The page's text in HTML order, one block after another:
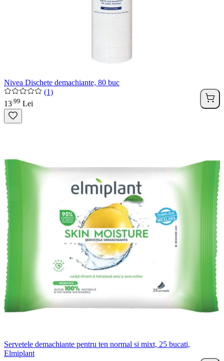
Nivea Dischete demachiante, 80 buc
(1)
13 99 Lei
Servetele demachiante pentru ten normal si mixt, 25 bucati,
Elmiplant